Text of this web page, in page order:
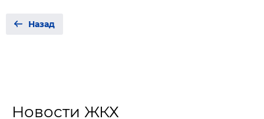
Назад
Новости ЖКХ